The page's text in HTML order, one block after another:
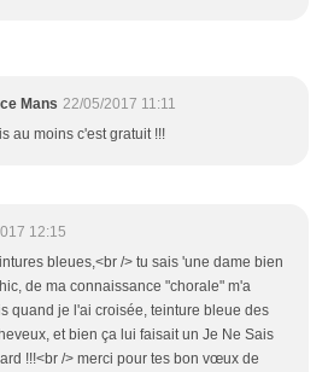
Mans 22/05/2017 11:11
au moins c'est gratuit !!!
12:15
bleues,<br /> tu sais 'une dame bien
de ma connaissance "chorale" m'a
quand je l'ai croisée, teinture bleue des
et bien ça lui faisait un Je Ne Sais
!!!<br /> merci pour tes bon vœux de